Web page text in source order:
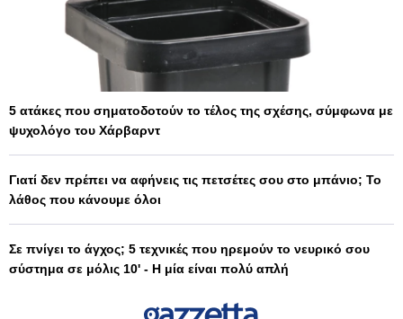
5 ατάκες που σηματοδοτούν το τέλος της σχέσης, σύμφωνα με
ψυχολόγο του Χάρβαρντ
Γιατί δεν πρέπει να αφήνεις τις πετσέτες σου στο μπάνιο; Το
λάθος που κάνουμε όλοι
Σε πνίγει το άγχος; 5 τεχνικές που ηρεμούν το νευρικό σου
σύστημα σε μόλις 10' - Η μία είναι πολύ απλή